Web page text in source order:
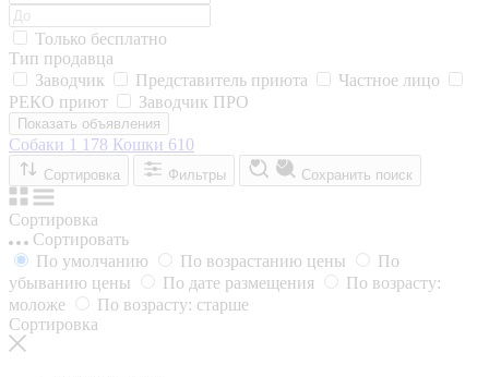
Только бесплатно
Тип продавца
Заводчик
Представитель приюта
Частное лицо
РЕКО приют
Заводчик ПРО
Показать объявления
Собаки 1 178 Кошки 610
Сортировка Фильтры Сохранить поиск
Сортировка
Сортировать
По умолчанию
По возрастанию цены
По
убыванию цены
По дате размещения
По возрасту:
моложе
По возрасту: старше
Сортировка